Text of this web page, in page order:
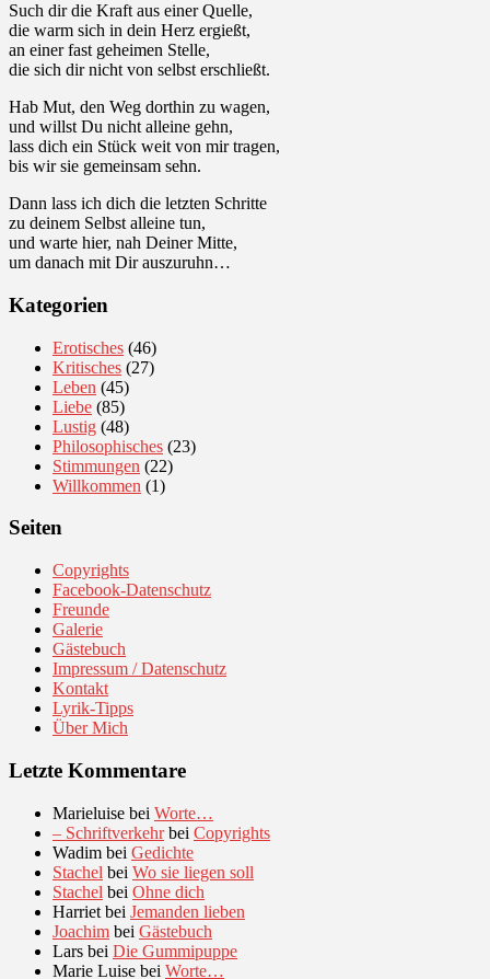
Such dir die Kraft aus einer Quelle,
die warm sich in dein Herz ergießt,
an einer fast geheimen Stelle,
die sich dir nicht von selbst erschließt.
Hab Mut, den Weg dorthin zu wagen,
und willst Du nicht alleine gehn,
lass dich ein Stück weit von mir tragen,
bis wir sie gemeinsam sehn.
Dann lass ich dich die letzten Schritte
zu deinem Selbst alleine tun,
und warte hier, nah Deiner Mitte,
um danach mit Dir auszuruhn…
Kategorien
Erotisches (46)
Kritisches (27)
Leben (45)
Liebe (85)
Lustig (48)
Philosophisches (23)
Stimmungen (22)
Willkommen (1)
Seiten
Copyrights
Facebook-Datenschutz
Freunde
Galerie
Gästebuch
Impressum / Datenschutz
Kontakt
Lyrik-Tipps
Über Mich
Letzte Kommentare
Marieluise bei Worte…
– Schriftverkehrbei Copyrights
Wadim bei Gedichte
Stachel bei Wo sie liegen soll
Stachel bei Ohne dich
Harriet bei Jemanden lieben
Joachim bei Gästebuch
Lars bei Die Gummipuppe
Marie Luise bei Worte…